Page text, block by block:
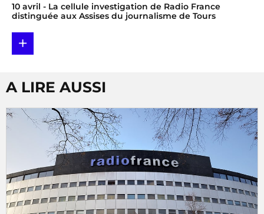
10 avril - La cellule investigation de Radio France
distinguée aux Assises du journalisme de Tours
+
A LIRE AUSSI